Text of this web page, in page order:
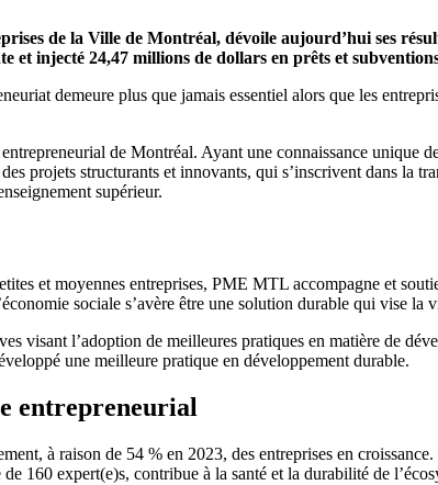
de la Ville de Montréal, dévoile aujourd’hui ses
et injecté 24,47 millions de dollars en prêts et
demeure plus que jamais essentiel alors que les
de Montréal. Ayant une connaissance unique
projets structurants et innovants, qui s’inscrivent dans la
supérieur.
et moyennes entreprises, PME MTL accompagne et
sociale s’avère être une solution durable qui vise la
l’adoption de meilleures pratiques en matière de
une meilleure pratique en développement durable.
entrepreneurial
à raison de 54 % en 2023, des entreprises en
160 expert(e)s, contribue à la santé et la durabilité de